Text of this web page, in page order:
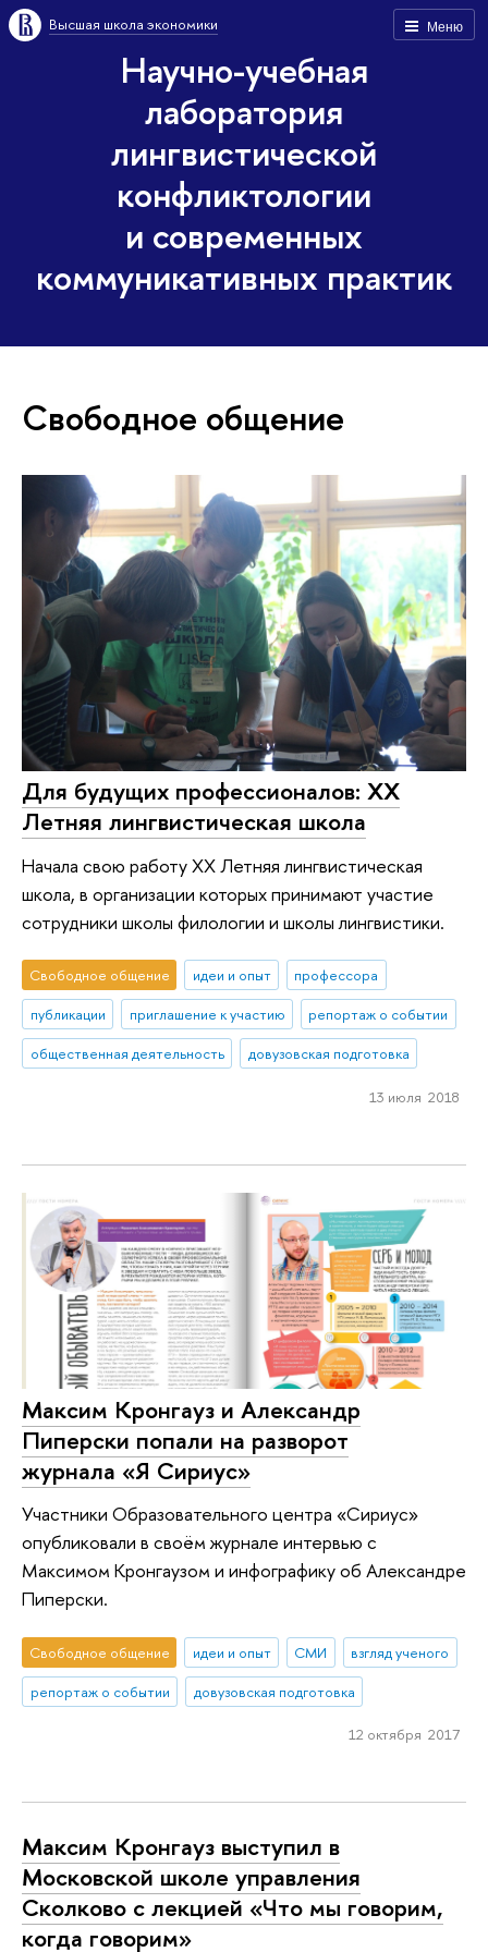
Меню
Высшая школа экономики
Научно-учебная
лаборатория
лингвистической
конфликтологии
и современных
коммуникативных практик
Свободное общение
Для будущих профессионалов: XX
Летняя лингвистическая школа
Начала свою работу ХХ Летняя лингвистическая
школа, в организации которых принимают участие
сотрудники школы филологии и школы лингвистики.
Свободное общение идеи и опыт
профессора
публикации
приглашение к участию
репортаж о событии
общественная деятельность
довузовская подготовка
13 июля 2018
Максим Кронгауз и Александр
Пиперски попали на разворот
журнала «Я Сириус»
Участники Образовательного центра «Сириус»
опубликовали в своём журнале интервью с
Максимом Кронгаузом и инфографику об Александре
Пиперски.
Свободное общение идеи и опыт СМИ
взгляд ученого
репортаж о событии
довузовская подготовка
12 октября 2017
Максим Кронгауз выступил в
Московской школе управления
Сколково с лекцией «Что мы говорим,
когда говорим»